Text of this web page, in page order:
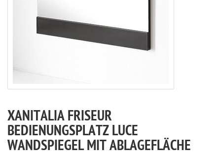
XANITALIA FRISEUR
BEDIENUNGSPLATZ LUCE
WANDSPIEGEL MIT ABLAGEFLÄCHE